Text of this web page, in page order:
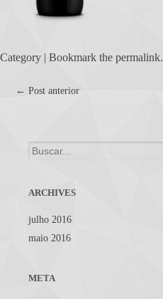
Category | Bookmark the permalink.
Post
navigation
← Post anterior
Search
ARCHIVES
julho 2016
maio 2016
META